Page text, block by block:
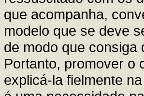
que acompanha,
modelo que se deve
de modo que consiga
Portanto, promover o
explicá-la fielmente